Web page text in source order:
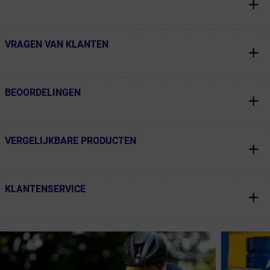
← Terug naar productnavigatie
VRAGEN VAN KLANTEN
← Terug naar productnavigatie
BEOORDELINGEN
← Terug naar productnavigatie
VERGELIJKBARE PRODUCTEN
← Terug naar productnavigatie
KLANTENSERVICE